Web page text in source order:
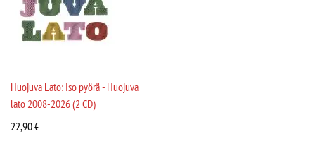
Huojuva Lato: Iso pyörä - Huojuva
lato 2008-2026 (2 CD)
22,90€